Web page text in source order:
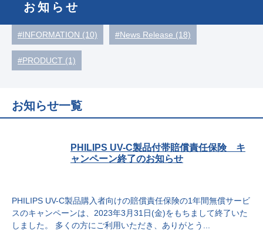
お知らせ
#INFORMATION (10) #News Release (18)
#PRODUCT (1)
お知らせ一覧
PHILIPS UV-C製品付帯賠償責任保険 キ
ャンペーン終了のお知らせ
PHILIPS UV-C製品購入者向けの賠償責任保険の1年間無償サービ
スのキャンペーンは、2023年3月31日(金)をもちまして終了いた
しました。 多くの方にご利用いただき、ありがとう...